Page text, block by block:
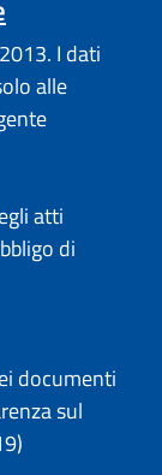
I dati
alle
atti
di
documenti
sul